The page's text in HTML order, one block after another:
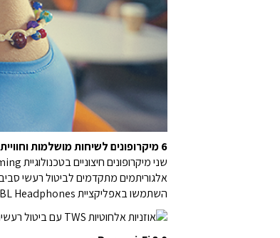
6 מיקרופונים לשיחות מושלמות וחוויית שיחה מותאמת אישית
שני מיקרופונים חיצוניים בטכנולוגיית Beamforming בכל אוזנייה קולטות את קולכם ומעבירות אותו בצורה הברורה ביותר האפשרית, בעוד שמיקרופון פנימי אחד מבודד רעשים.
אלגוריתמים מתקדמים לביטול רעשי
השתמשו באפליקציית JBL Headphones כדי להתאים אישית את הצליל שלכם ושל האנשים עימם אתם משוחחים דרך האוזניות.